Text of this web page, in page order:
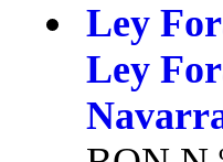
Ley
Ley